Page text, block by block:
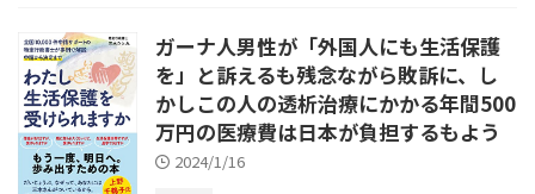
ガーナ人男性が「外国人にも生活保護
を」と訴えるも残念ながら敗訴に、し
かしこの人の透析治療にかかる年間500
万円の医療費は日本が負担するもよう
2024/1/16